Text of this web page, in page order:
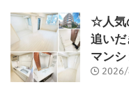
☆人気
追い
マン